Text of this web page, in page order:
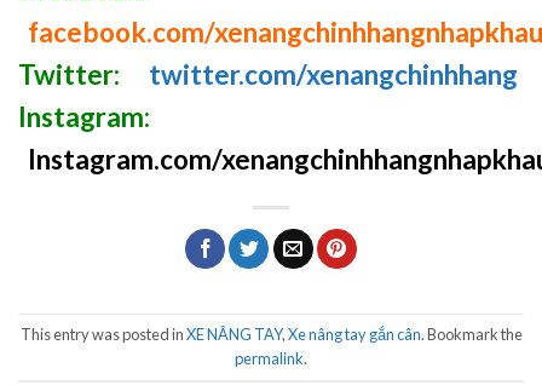
facebook.com/xenangchinhhangnhapkhau
Twitter:
twitter.com/xenangchinhhang
Instagram:
Instagram.com/
This entry was posted inXE NÂNG TAY,Xe nâng tay gắn cân. Bookmark the
permalink.